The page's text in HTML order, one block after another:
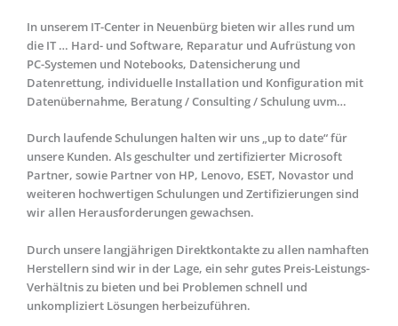
In unserem IT-Center in Neuenbürg bieten wir alles rund um
die IT … Hard- und Software, Reparatur und Aufrüstung von
PC-Systemen und Notebooks, Datensicherung und
Datenrettung, individuelle Installation und Konfiguration mit
Datenübernahme, Beratung / Consulting / Schulung uvm…
Durch laufende Schulungen halten wir uns „up to date“ für
unsere Kunden. Als geschulter und zertifizierter Microsoft
Partner, sowie Partner von HP, Lenovo, ESET, Novastor und
weiteren hochwertigen Schulungen und Zertifizierungen sind
wir allen Herausforderungen gewachsen.
Durch unsere langjährigen Direktkontakte zu allen namhaften
Herstellern sind wir in der Lage, ein sehr gutes Preis-Leistungs-
Verhältnis zu bieten und bei Problemen schnell und
unkompliziert Lösungen herbeizuführen.